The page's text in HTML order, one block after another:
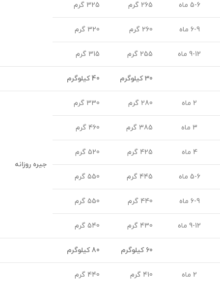
5-6 ماه 265 گرم 325 گرم
6-9 ماه 260 گرم 320 گرم
9-12 ماه 255 گرم 315 گرم
30 کیلوگرم 40 کیلوگرم
2 ماه 280 گرم 330 گرم
جیره روزانه
3 ماه 385 گرم 460 گرم
4 ماه 425 گرم 520 گرم
5-6 ماه 445 گرم 550 گرم
6-9 ماه 440 گرم 550 گرم
9-12 ماه 430 گرم 540 گرم
60 کیلوگرم 80 کیلوگرم
2 ماه 410 گرم 440 گرم